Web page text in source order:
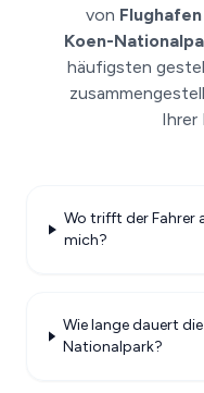
von
Koen-
häufigsten
Ihrer
Wo trifft der Fahrer
mich?
Wie lange dauert
Nationalpark?